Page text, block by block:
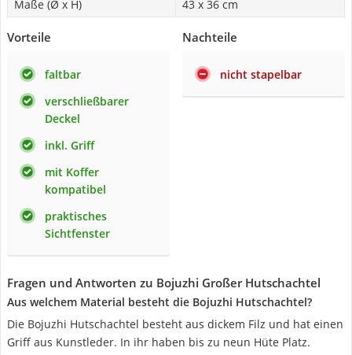
Maße (Ø x H) 43 x 36 cm
Vorteile
faltbar
verschließbarer
Deckel
inkl. Griff
mit Koffer
kompatibel
praktisches
Sichtfenster
Nachteile
nicht stapelbar
Fragen und Antworten zu Bojuzhi Großer Hutschachtel
Aus welchem Material besteht die Bojuzhi Hutschachtel?
Die Bojuzhi Hutschachtel besteht aus dickem Filz und hat einen
Griff aus Kunstleder. In ihr haben bis zu neun Hüte Platz.